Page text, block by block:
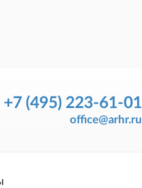
+7 (495) 223-61-01
office@arhr.ru